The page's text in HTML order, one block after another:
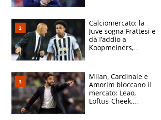
solo 1,4 milioni
all'anno
Calciomercato: la
Juve sogna Frattesi e
dà l’addio a
Koopmeiners,
scatenata
Milan, Cardinale e
Amorim bloccano il
mercato: Leao,
Loftus-Cheek,